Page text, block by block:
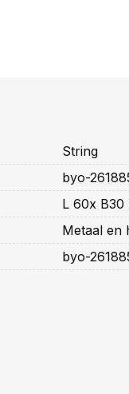
String
byo-
L 60x B30
Metaal en
byo-